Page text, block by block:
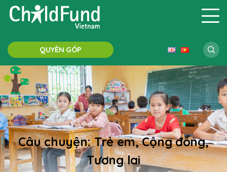
QUYÊN GÓP
Câu chuyện: Trẻ em, Cộng đồng,
Tương lai